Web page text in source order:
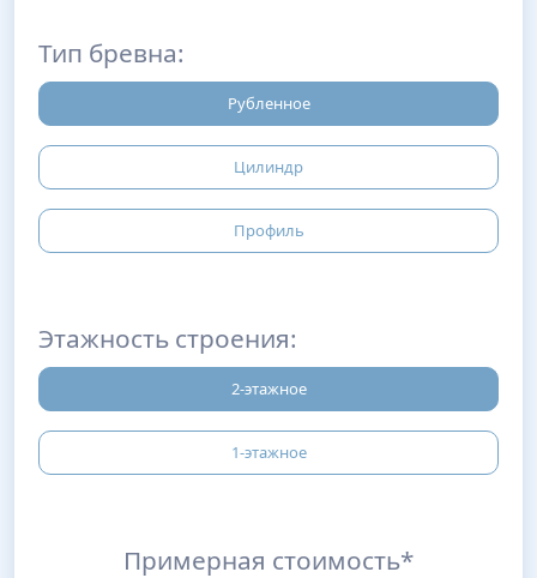
Тип бревна:
Рубленное
Цилиндр
Профиль
Этажность строения:
2-этажное
1-этажное
Примерная стоимость*